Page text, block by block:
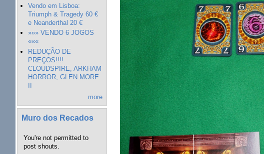
Vendo em Lisboa:
Triumph & Tragedy 60 €
e Neanderthal 20 €
»»» VENDO 6 JOGOS
«««
REDUÇÃO DE
PREÇOS!!!!
CLOUDSPIRE, ARKHAM
HORROR, GLEN MORE
II
more
Muro dos Recados
You're not permitted to
post shouts.